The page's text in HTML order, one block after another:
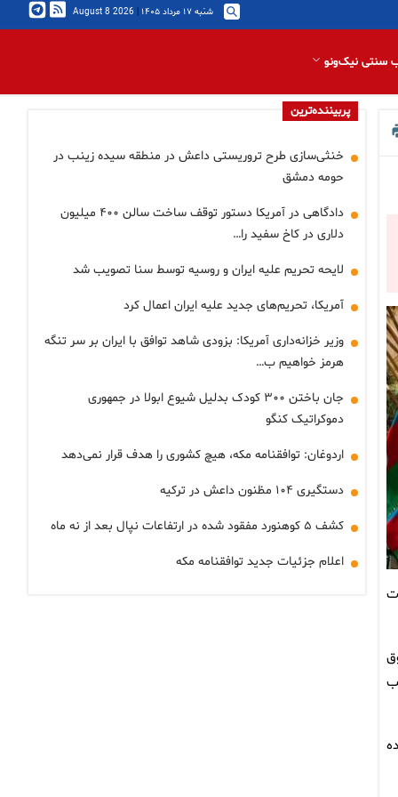
شنبه ۱۷ مرداد ۱۴۰۵ |
2026 August 8
سنتی نیک‌ونو
پربیننده‌ترین
خنثی‌سازی طرح تروریستی داعش در منطقه سیده زینب در
حومه دمشق
دادگاهی در آمریکا دستور توقف ساخت سالن ۴۰۰ میلیون
دلاری در کاخ سفید را…
لایحه تحریم علیه ایران و روسیه توسط سنا تصویب شد
آمریکا، تحریم‌های جدید علیه ایران اعمال کرد
وزیر خزانه‌داری آمریکا: بزودی شاهد توافق با ایران بر سر تنگه
هرمز خواهیم ب…
جان باختن ۳۰۰ کودک بدلیل شیوع ابولا در جمهوری
دموکراتیک کنگو
اردوغان: توافقنامه مکه، هیچ کشوری را هدف قرار نمی‌دهد
دستگیری ۱۰۴ مظنون داعش در ترکیه
کشف ۵ کوهنورد مفقود شده در ارتفاعات نپال بعد از نه ماه
اعلام جزئیات جدید توافقنامه مکه